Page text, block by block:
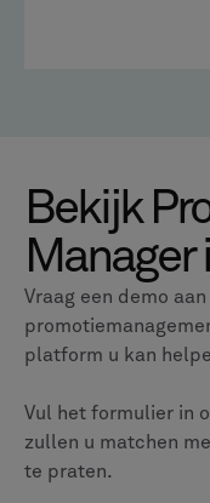
Bekijk
Manager
Vraag een demo aan
platform u kan
Vul het formulier in
zullen u matchen
te praten.